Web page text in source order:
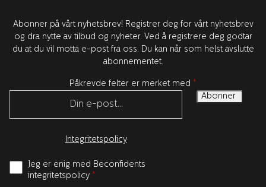
produktene er testet og godkjent av tannleger.
Abonner på vårt nyhetsbrev! Registrer deg for vårt nyhetsbrev
og dra nytte av tilbud og nyheter. Ved å registrere deg godtar
du at du vil motta e-post fra oss. Du kan når som helst avslutte
abonnementet.
Påkrevde felter er merket med *
Integritetspolicy
Jeg er enig med Beconfidents
integritetspolicy *